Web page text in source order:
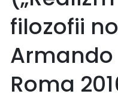
filozofii
Armando
Roma